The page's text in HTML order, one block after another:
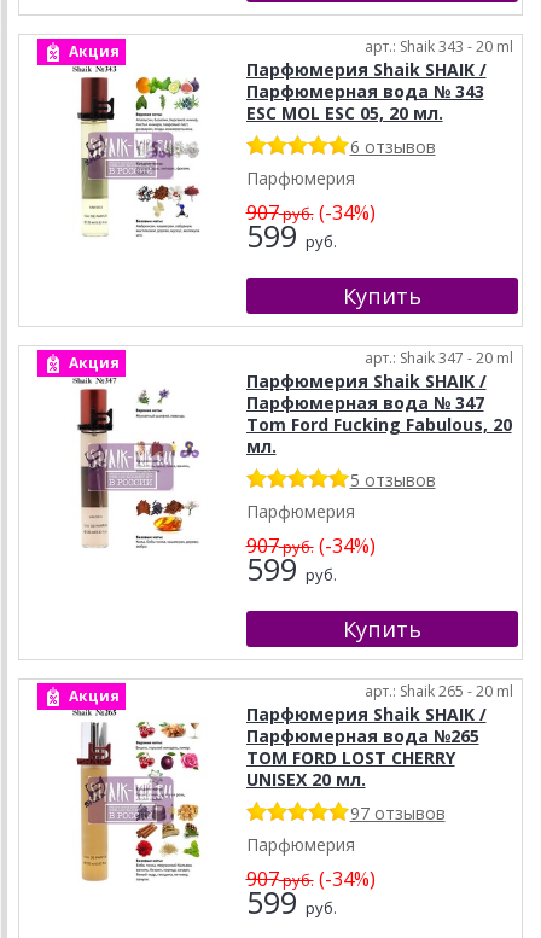
Акция арт.: Shaik 343 - 20 ml
Парфюмерия Shaik SHAIK /
Парфюмерная вода № 343
ESC MOL ESC 05, 20 мл.
6 отзывов
Парфюмерия
907руб.(-34%)
599 руб.
Акция арт.: Shaik 347 - 20 ml
Парфюмерия Shaik SHAIK /
Парфюмерная вода № 347
Tom Ford Fucking Fabulous, 20
мл.
5 отзывов
Парфюмерия
907руб.(-34%)
599 руб.
Акция арт.: Shaik 265 - 20 ml
Парфюмерия Shaik SHAIK /
Парфюмерная вода №265
TOM FORD LOST CHERRY
UNISEX 20 мл.
97 отзывов
Парфюмерия
907руб.(-34%)
599 руб.